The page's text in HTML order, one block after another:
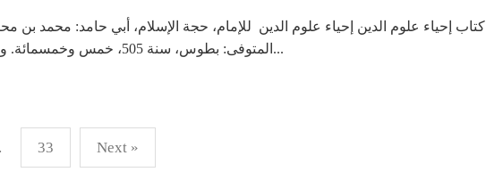
كتاب إحياء علوم الدين إحياء علوم الدين للإمام، حجة الإسلام، أبي حامد: محمد بن
المتوفى: بطوس، سنة 505، خمس وخمسمائة. وهو: من أجل كتب المو...
33 Next »